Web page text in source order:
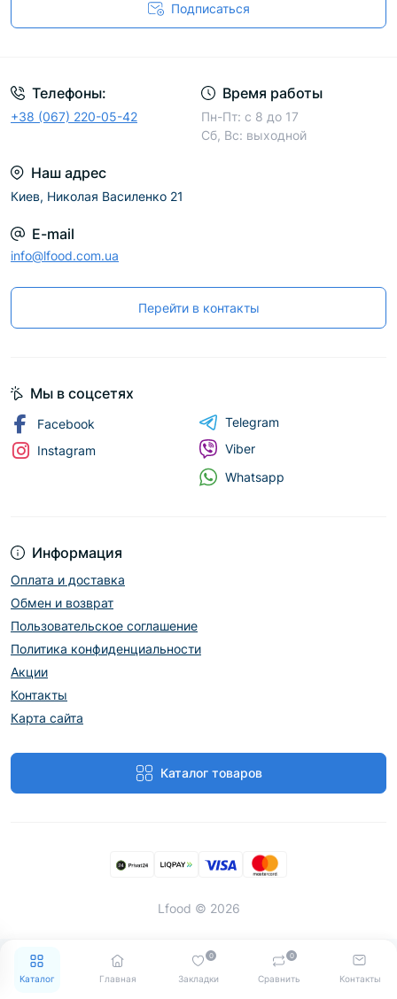
Каталог Главная Закладки
0
Сравнить
0
Контакты
Подписаться
Телефоны:
+38 (067) 220-05-42
Время работы
Пн-Пт: с 8 до 17
Сб, Вс: выходной
Наш адрес
Киев, Николая Василенко 21
E-mail
info@lfood.com.ua
Перейти в контакты
Информация
Оплата и доставка
Обмен и возврат
Пользовательское соглашение
Политика конфиденциальности
Акции
Контакты
Карта сайта
Каталог товаров
Мы в соцсетях
Facebook
Instagram
Telegram
Viber
Whatsapp
Lfood © 2026